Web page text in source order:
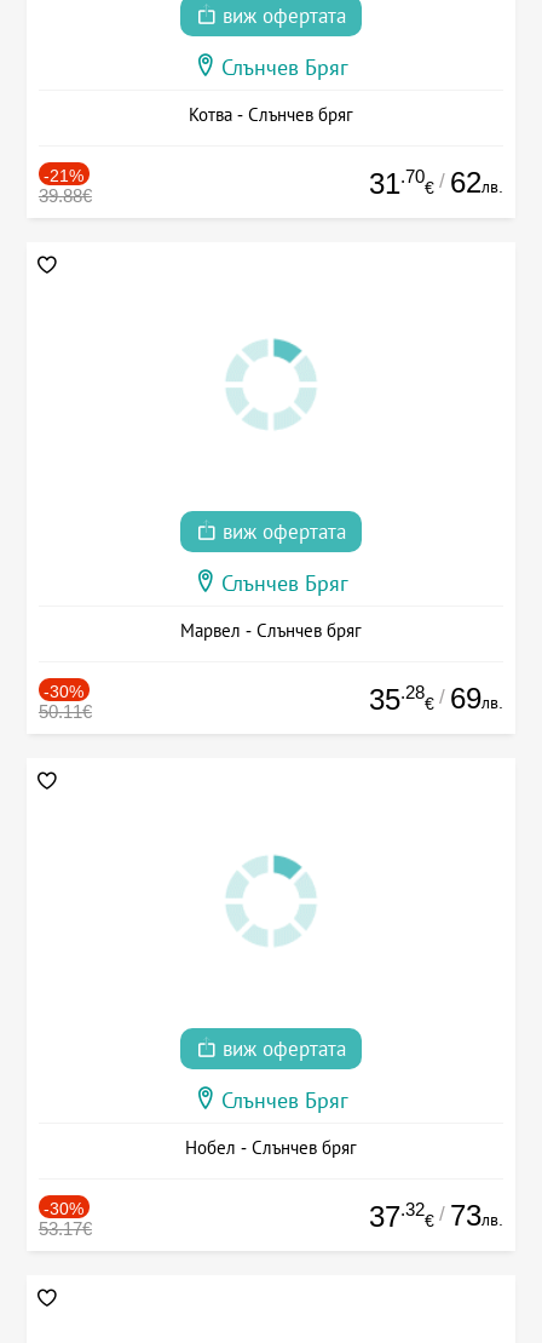
виж офертата
Слънчев Бряг
Котва - Слънчев бряг
-21%
39.88€ 31.70
€ / 62лв.
виж офертата
Слънчев Бряг
Марвел - Слънчев бряг
-30%
50.11€ 35.28
€ / 69лв.
виж офертата
Слънчев Бряг
Нобел - Слънчев бряг
-30%
53.17€ 37.32
€ / 73лв.